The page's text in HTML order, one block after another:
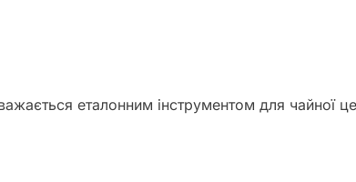
еталонним інструментом для чайної